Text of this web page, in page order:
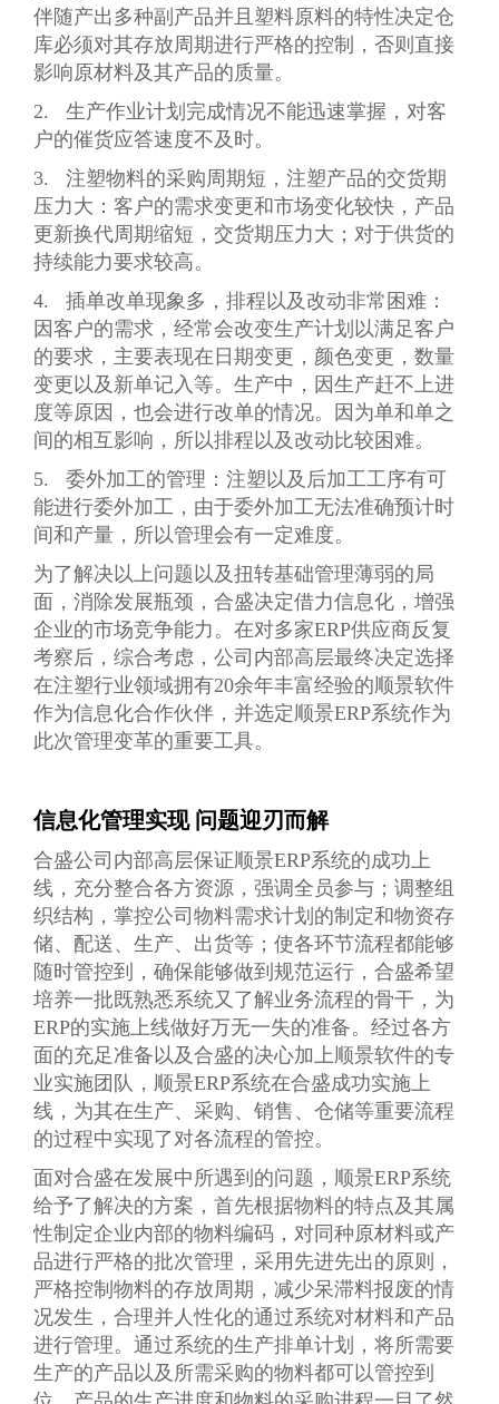
伴随产出多种副产品并且塑料原料的特性决定仓
库必须对其存放周期进行严格的控制，否则直接
影响原材料及其产品的质量。
2. 生产作业计划完成情况不能迅速掌握，对客
户的催货应答速度不及时。
3. 注塑物料的采购周期短，注塑产品的交货期
压力大：客户的需求变更和市场变化较快，产品
更新换代周期缩短，交货期压力大；对于供货的
持续能力要求较高。
4. 插单改单现象多，排程以及改动非常困难：
因客户的需求，经常会改变生产计划以满足客户
的要求，主要表现在日期变更，颜色变更，数量
变更以及新单记入等。生产中，因生产赶不上进
度等原因，也会进行改单的情况。因为单和单之
间的相互影响，所以排程以及改动比较困难。
5. 委外加工的管理：注塑以及后加工工序有可
能进行委外加工，由于委外加工无法准确预计时
间和产量，所以管理会有一定难度。
为了解决以上问题以及扭转基础管理薄弱的局
面，消除发展瓶颈，合盛决定借力信息化，增强
企业的市场竞争能力。在对多家ERP供应商反复
考察后，综合考虑，公司内部高层最终决定选择
在注塑行业领域拥有20余年丰富经验的顺景软件
作为信息化合作伙伴，并选定顺景ERP系统作为
此次管理变革的重要工具。
信息化管理实现 问题迎刃而解
合盛公司内部高层保证顺景ERP系统的成功上
线，充分整合各方资源，强调全员参与；调整组
织结构，掌控公司物料需求计划的制定和物资存
储、配送、生产、出货等；使各环节流程都能够
随时管控到，确保能够做到规范运行，合盛希望
培养一批既熟悉系统又了解业务流程的骨干，为
ERP的实施上线做好万无一失的准备。经过各方
面的充足准备以及合盛的决心加上顺景软件的专
业实施团队，顺景ERP系统在合盛成功实施上
线，为其在生产、采购、销售、仓储等重要流程
的过程中实现了对各流程的管控。
面对合盛在发展中所遇到的问题，顺景ERP系统
给予了解决的方案，首先根据物料的特点及其属
性制定企业内部的物料编码，对同种原材料或产
品进行严格的批次管理，采用先进先出的原则，
严格控制物料的存放周期，减少呆滞料报废的情
况发生，合理并人性化的通过系统对材料和产品
进行管理。通过系统的生产排单计划，将所需要
生产的产品以及所需采购的物料都可以管控到